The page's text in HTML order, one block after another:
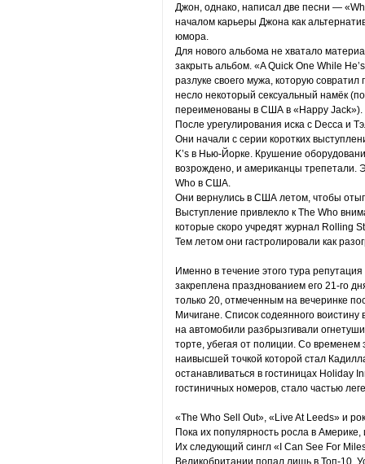
Джон, однако, написал две песни —
началом карьеры Джона как
юмора.
Для нового альбома не хватало
закрыть альбом. «A Quick One While
разлуке своего мужа, которую
несло некоторый сексуальный намёк
переименованы в США в «Happy Jack»).
После урегулирования иска с Decca и
Они начали с серии коротких
K’s в Нью-Йорке. Крушение
возрождено, и американцы трепетали.
Who в США.
Они вернулись в США летом, чтобы
Выступление привлекло к The Who
которые скоро учредят журнал Rolling
Тем летом они гастролировали как
Именно в течение этого тура
закреплена празднованием его 21-го
только 20, отмеченным на вечеринке
Мичигане. Список содеянного
на автомобили разбрызгивали
торте, убегая от полиции. Со временем
наивысшей точкой которой стал
останавливаться в гостиницах Holiday
гостиничных номеров, стало частью
«The Who Sell Out», «Live At Leeds» и
Пока их популярность росла в
Их следующий сингл «I Can See For
Великобритании попал лишь в Топ-10.